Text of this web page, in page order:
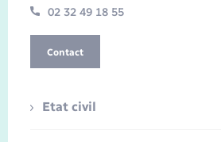
02 32 49 18 55
Contact
Etat civil